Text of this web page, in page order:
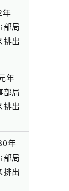
年
局
排出
年
局
排出
年
局
排出